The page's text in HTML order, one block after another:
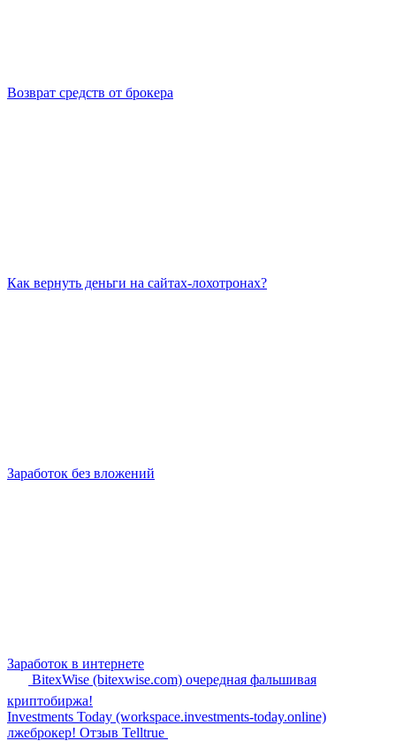
Возврат средств от брокера
Как вернуть деньги на сайтах-лохотронах?
Заработок без вложений
Заработок в интернете
BitexWise (bitexwise.com) очередная фальшивая
криптобиржа!
Investments Today (workspace.investments-today.online)
лжеброкер! Отзыв Telltrue